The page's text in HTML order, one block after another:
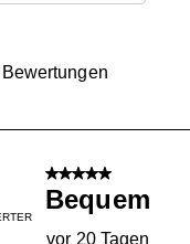
Bewertungen
5 von 5 Sternen.
Bequem
vor 20 Tagen